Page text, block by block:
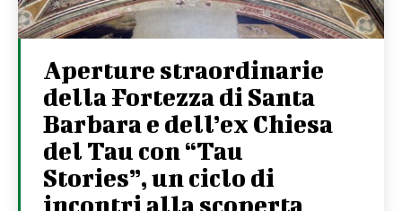
Aperture straordinarie
della Fortezza di Santa
Barbara e dell’ex Chiesa
del Tau con “Tau
Stories”, un ciclo di
incontri alla scoperta